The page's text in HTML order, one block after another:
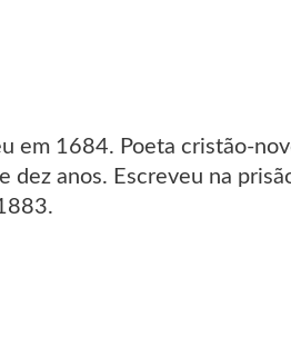
em 1684. Poeta cristão-
anos. Escreveu na